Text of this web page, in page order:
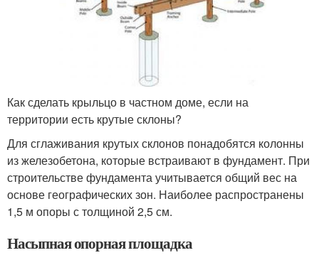
Как сделать крыльцо в частном доме, если на
территории есть крутые склоны?
Для сглаживания крутых склонов понадобятся колонны
из железобетона, которые встраивают в фундамент. При
строительстве фундамента учитывается общий вес на
основе географических зон. Наиболее распространены
1,5 м опоры с толщиной 2,5 см.
Насыпная опорная площадка